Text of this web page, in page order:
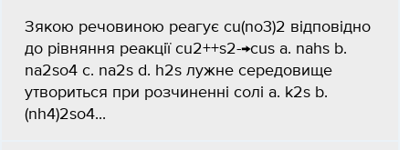
Зякою речовиною реагує cu(no3)2 відповідно
до рівняння реакції cu2++s2-→cus a. nahs b.
na2so4 c. na2s d. h2s лужне середовище
утвориться при розчиненні солі a. k2s b.
(nh4)2so4...